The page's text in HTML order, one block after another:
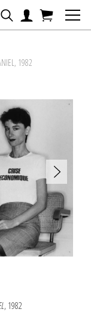
1982
, 1982